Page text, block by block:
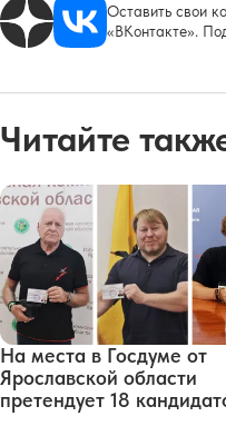
Оставить свои
«ВКонтакте».
Читайте
На места в Госдуме от
Ярославской области
претендует 18